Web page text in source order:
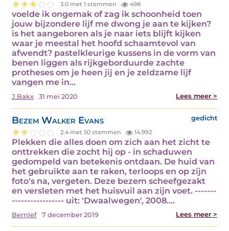
3.0 met 1 stemmen 498
voelde ik ongemak of zag ik schoonheid toen
jouw bijzondere lijf me dwong je aan te kijken?
is het aangeboren als je naar iets blijft kijken
waar je meestal het hoofd schaamtevol van
afwendt? pastelkleurige kussens in de vorm van
benen liggen als rijkgeborduurde zachte
protheses om je heen jij en je zeldzame lijf
vangen me in…
J.Bakx 31 mei 2020 Lees meer >
Bezem Walker Evans gedicht
2.4 met 50 stemmen 14.992
Plekken die alles doen om zich aan het zicht te
onttrekken die zocht hij op - in schaduwen
gedompeld van betekenis ontdaan. De huid van
het gebruikte aan te raken, terloops en op zijn
foto's na, vergeten. Deze bezem scheefgezakt
en versleten met het huisvuil aan zijn voet. -------
----------------- uit: 'Dwaalwegen', 2008.…
Bernlef 7 december 2019 Lees meer >